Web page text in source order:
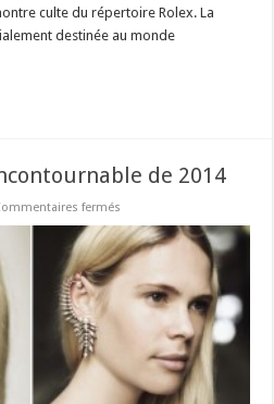
culte du répertoire Rolex. La
destinée au monde
de 2014
fermés
d’oreille
:
l’incontournable
de
2014